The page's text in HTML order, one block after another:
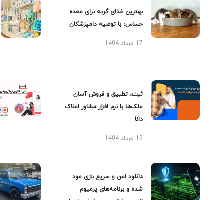
بهترین غذای گربه برای معده
حساس؛ با توصیه دامپزشکان
17 مرداد 1404
ثبت، تطبیق و فروش آسان
ملک‌ها با نرم افزار مشاور املاک
دانا
19 مرداد 1404
دانلود امن و سریع بازی مود
شده و برنامه‌های پرمیوم